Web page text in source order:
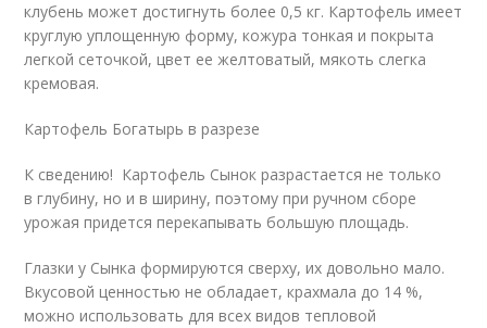
клубень может достигнуть более 0,5 кг. Картофель имеет
круглую уплощенную форму, кожура тонкая и покрыта
легкой сеточкой, цвет ее желтоватый, мякоть слегка
кремовая.
Картофель Богатырь в разрезе
К сведению! Картофель Сынок разрастается не только
в глубину, но и в ширину, поэтому при ручном сборе
урожая придется перекапывать большую площадь.
Глазки у Сынка формируются сверху, их довольно мало.
Вкусовой ценностью не обладает, крахмала до 14 %,
можно использовать для всех видов тепловой